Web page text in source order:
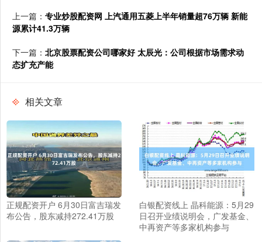
上一篇： 专业炒股配资网 上汽通用五菱上半年销量超76万辆 新能
源累计41.3万辆
下一篇： 北京股票配资公司哪家好 太辰光：公司根据市场需求动
态扩充产能
相关文章
正规配资开户 6月30日富吉瑞发
布公告，股东减持272.41万股
白银配资线上 晶科能源：5月29
日召开业绩说明会，广发基金、
中再资产等多家机构参与